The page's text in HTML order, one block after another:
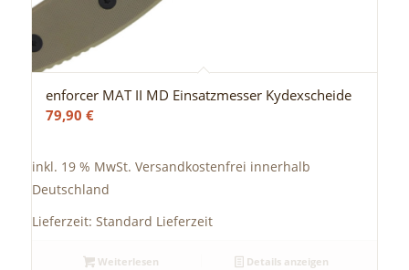
enforcer MAT II MD Einsatzmesser Kydexscheide
79,90 €
inkl. 19 % MwSt. Versandkostenfrei innerhalb
Deutschland
Lieferzeit: Standard Lieferzeit
Weiterlesen Details anzeigen